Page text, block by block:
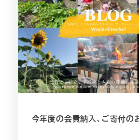
今年度の会費納入、ご寄付の